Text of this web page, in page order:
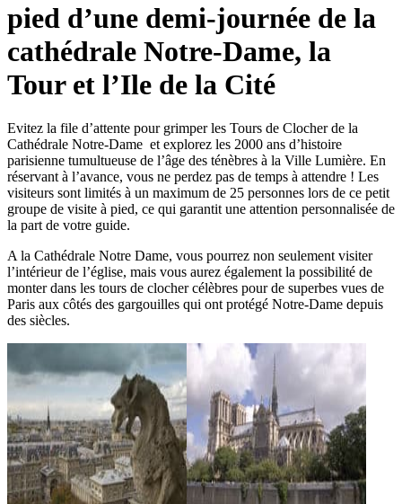
pied d’une demi-journée de la
cathédrale Notre-Dame, la
Tour et l’Ile de la Cité
Evitez la file d’attente pour grimper les Tours de Clocher de la
Cathédrale Notre-Dame et explorez les 2000 ans d’histoire
parisienne tumultueuse de l’âge des ténèbres à la Ville Lumière. En
réservant à l’avance, vous ne perdez pas de temps à attendre ! Les
visiteurs sont limités à un maximum de 25 personnes lors de ce petit
groupe de visite à pied, ce qui garantit une attention personnalisée de
la part de votre guide.
A la Cathédrale Notre Dame, vous pourrez non seulement visiter
l’intérieur de l’église, mais vous aurez également la possibilité de
monter dans les tours de clocher célèbres pour de superbes vues de
Paris aux côtés des gargouilles qui ont protégé Notre-Dame depuis
des siècles.